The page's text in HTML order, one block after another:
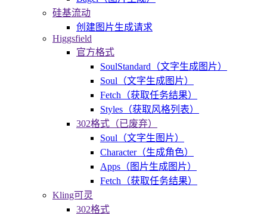
硅基流动
创建图片生成请求
Higgsfield
官方格式
SoulStandard（文字生成图片）
Soul（文字生成图片）
Fetch（获取任务结果）
Styles（获取风格列表）
302格式（已废弃）
Soul（文字生图片）
Character（生成角色）
Apps（图片生成图片）
Fetch（获取任务结果）
Kling可灵
302格式